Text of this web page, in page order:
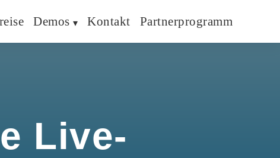
Demos Kontakt Partnerprogramm
Live-